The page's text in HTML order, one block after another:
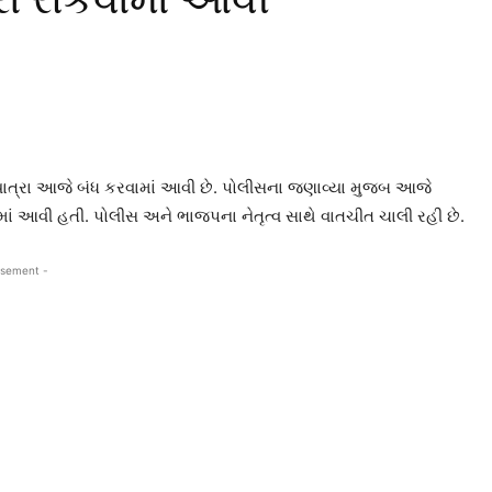
રથયાત્રા આજે બંધ કરવામાં આવી છે. પોલીસના જણાવ્યા મુજબ આજે
આવી હતી. પોલીસ અને ભાજપના નેતૃત્વ સાથે વાતચીત ચાલી રહી છે.
-